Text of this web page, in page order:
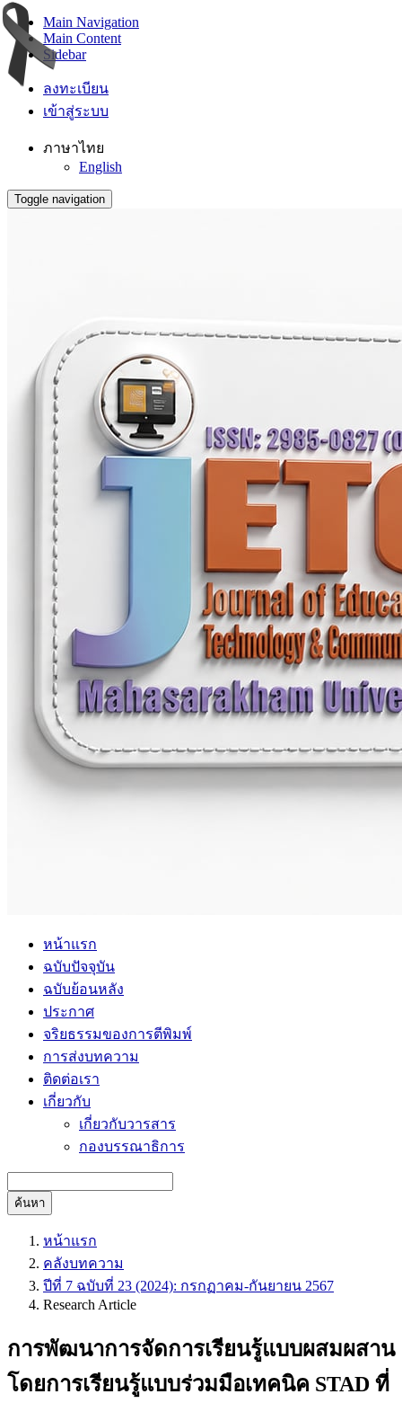
Main Navigation
Main Content
Sidebar
ลงทะเบียน
เข้าสู่ระบบ
ภาษาไทย
English
Toggle navigation
หน้าแรก
ฉบับปัจจุบัน
ฉบับย้อนหลัง
ประกาศ
จริยธรรมของการตีพิมพ์
การส่งบทความ
ติดต่อเรา
เกี่ยวกับ
เกี่ยวกับวารสาร
กองบรรณาธิการ
ค้นหา
หน้าแรก
คลังบทความ
ปีที่ 7 ฉบับที่ 23 (2024): กรกฏาคม-กันยายน 2567
Research Article
การพัฒนาการจัดการเรียนรู้แบบผสมผสาน
โดยการเรียนรู้แบบร่วมมือเทคนิค STAD ที่